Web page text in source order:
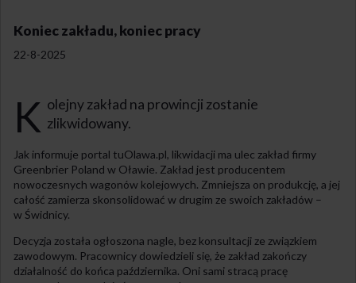
Koniec zakładu, koniec pracy
22-8-2025
K olejny zakład na prowincji zostanie
zlikwidowany.
Jak informuje portal tuOlawa.pl, likwidacji ma ulec zakład firmy
Greenbrier Poland w Oławie. Zakład jest producentem
nowoczesnych wagonów kolejowych. Zmniejsza on produkcję, a jej
całość zamierza skonsolidować w drugim ze swoich zakładów –
w Świdnicy.
Decyzja została ogłoszona nagle, bez konsultacji ze związkiem
zawodowym. Pracownicy dowiedzieli się, że zakład zakończy
działalność do końca października. Oni sami stracą pracę